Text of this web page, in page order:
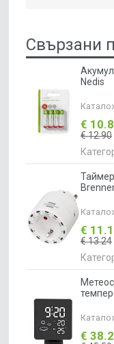
Свързани
Nedis
€
€ 12.90
€
€ 13.24
€